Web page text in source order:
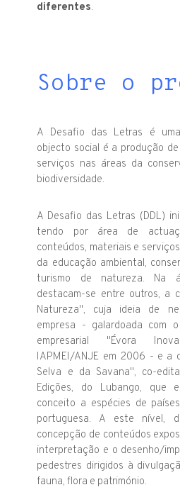
diferentes.
Sobre o
A Desafio das Letras é
objecto social é a produção
serviços nas áreas da
biodiversidade.
A Desafio das Letras (DDL)
tendo por área de
conteúdos, materiais e
da educação ambiental,
turismo de natureza. Na
destacam-se entre outros, a
Natureza", cuja ideia de
empresa - galardoada com
empresarial "Évora
IAPMEI/ANJE em 2006 - e a
Selva e da Savana", co-
Edições, do Lubango, que
conceito a espécies de
portuguesa. A este nível,
concepção de conteúdos
interpretação e o desenho/
pedestres dirigidos à
fauna, flora e património.